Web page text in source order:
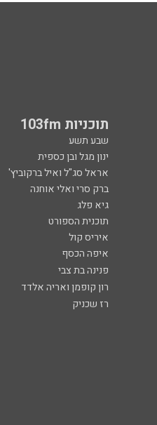
תוכניות 103fm
שבע תשע
ינון מגל ובן כספית
אראל סג"ל ואיל ברקוביץ'
ברק סרי ואלי אוחנה
גיא פלג
תוכנית הספורט
איריס קול
איפה הכסף
פנינה בת צבי
רון קופמן ואריה אלדד
רז שכניק